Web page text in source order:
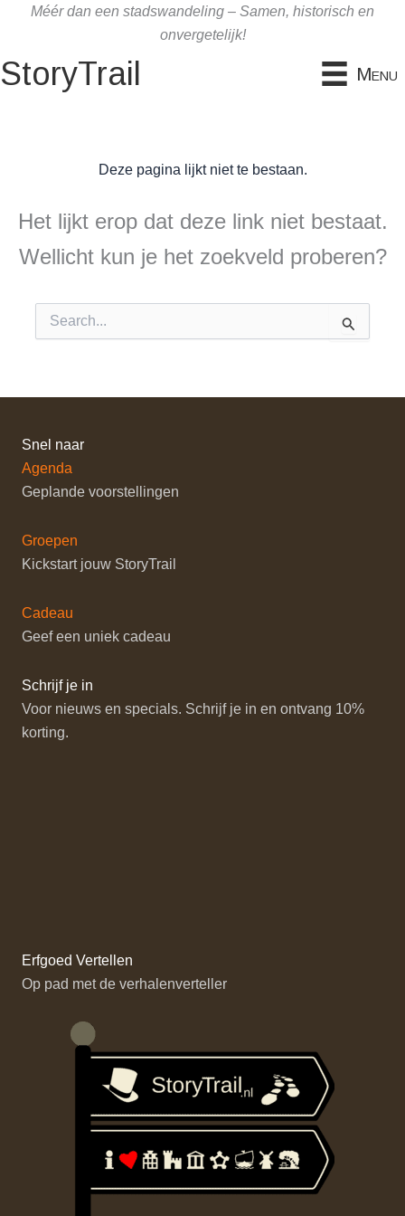
inhoud
Méér dan een stadswandeling – Samen, historisch en
onvergetelijk!
StoryTrail Menu
Deze pagina lijkt niet te bestaan.
Het lijkt erop dat deze link niet bestaat.
Wellicht kun je het zoekveld proberen?
naar:
Snel naar
Agenda
Geplande voorstellingen
Groepen
Kickstart jouw StoryTrail
Cadeau
Geef een uniek cadeau
Schrijf je in
Voor nieuws en specials. Schrijf je in en ontvang 10%
korting.
Erfgoed Vertellen
Op pad met de verhalenverteller